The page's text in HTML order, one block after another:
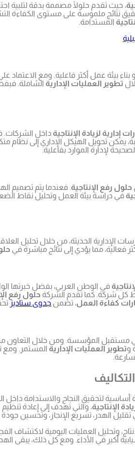
، حيث تقدم حلولًا مصممة بدقة لتلبية
نتائج ملموسة على مستوى الكفاءة
المستدامة.
بيئة عمل أكثر فاعلية. ومع الاعتماد
تطوير العمليات الإدارية الشاملة.
إدارية لزيادة الإنتاجية داخل الشركات.
يمكن تحويل الهيكل الإداري إلى
لإدارة الموارد بفاعلية.
حلول رفع الإنتاجية. فعندما يتم تصميم
في دراسة بيئة العمل وتحليل نقاط
الإدارية الحديثة، من خلال تحليل
فعالية، مما يؤدي إلى نتائج مباشرة في
في الوطن العربي، بفضل خبرتها
كل شركة. كما تقدم الشركة حلول رفع
كفاءة العمل، تضمن جدوى ستاديز
مستقبل المؤسسة. ومن خلال التعاون
وتطوير العمليات الإدارية المستمر. ومع
أساسية لتحقيق النجاح والاستدامة
الإنتاجية، والتي تهدف إلى إعادة
الهدر، تسريع الإنجاز، وتحسين
وتحليل العمليات اليومية لاكتشاف
أكبر في الأداء. ومع كل ذلك،